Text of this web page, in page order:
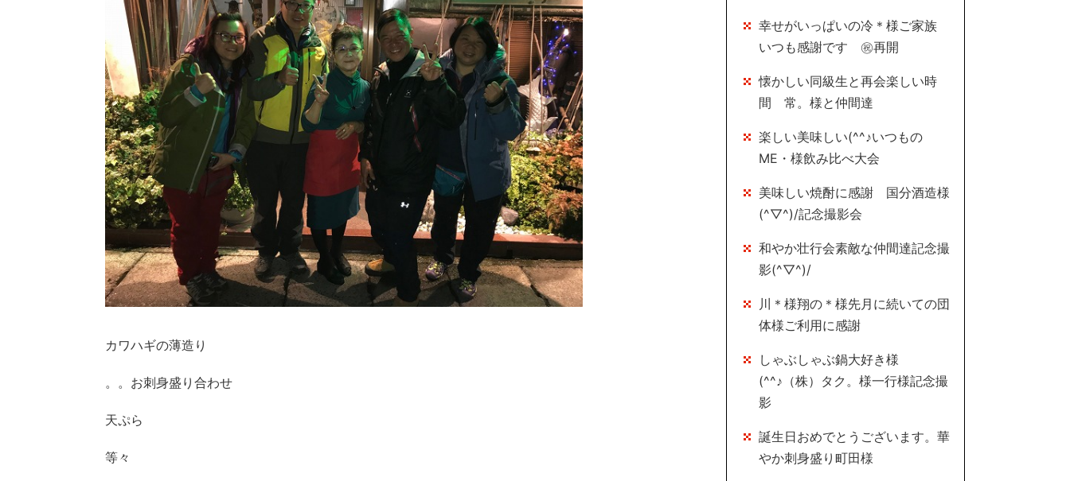
カワハギの薄造り
。。お刺身盛り合わせ
天ぷら
等々
幸せがいっぱいの冷＊様ご家族
いつも感謝です ㊗再開
懐かしい同級生と再会楽しい時
間 常。様と仲間達
楽しい美味しい(^^♪いつもの
ME・様飲み比べ大会
美味しい焼酎に感謝 国分酒造様
(^▽^)/記念撮影会
和やか壮行会素敵な仲間達記念撮
影(^▽^)/
川＊様翔の＊様先月に続いての団
体様ご利用に感謝
しゃぶしゃぶ鍋大好き様
(^^♪（株）タク。様一行様記念撮
影
誕生日おめでとうございます。華
やか刺身盛り町田様